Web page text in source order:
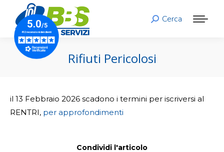
Search:
Cerca
Rifiuti Pericolosi
il 13 Febbraio 2026 scadono i termini per iscriversi al
RENTRI, per approfondimenti
Condividi l'articolo